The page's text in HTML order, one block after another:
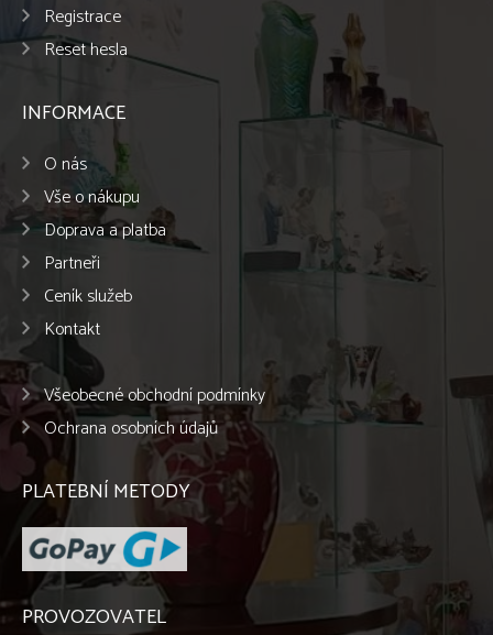
Registrace
Reset hesla
INFORMACE
O nás
Vše o nákupu
Doprava a platba
Partneři
Ceník služeb
Kontakt
Všeobecné obchodní podmínky
Ochrana osobních údajů
PLATEBNÍ METODY
PROVOZOVATEL